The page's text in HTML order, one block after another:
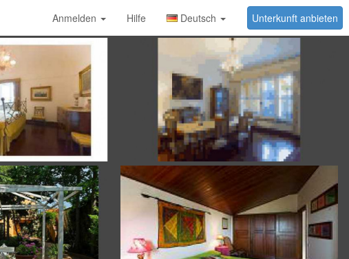
Unterkunft anbieten
Anmelden Hilfe Deutsch